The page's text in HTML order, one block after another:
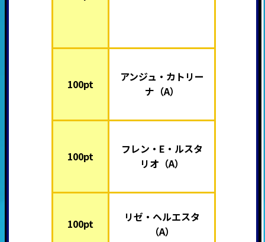
100pt
アンジュ・カトリー
ナ（A）
100pt
フレン・E・ルスタ
リオ（A）
100pt
リゼ・ヘルエスタ
（A）